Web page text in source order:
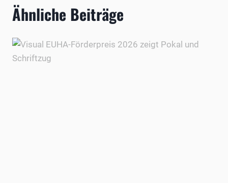
Ähnliche Beiträge